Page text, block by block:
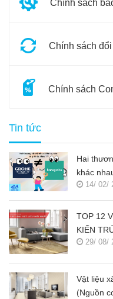
Chính sách
Chính sách
Chính sách
Tin tức
Hai
khác
14/ 02/
TOP 12
KIẾN
29/ 08/
Vật liệu
(Nguồn